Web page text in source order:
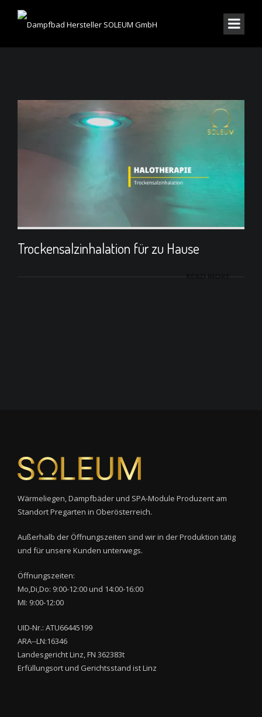
Trockensalzinhalation für zu Hause
READ MORE
Wärmeliegen, Dampfbäder und SPA-Module Produzent am
Standort Pregarten in Oberösterreich.
Außerhalb der Öffnungszeiten sind wir in der Produktion tätig
und für unsere Kunden unterwegs.
Öffnungszeiten:
Mo,Di,Do: 9:00-12:00 und 14:00-16:00
MI: 9:00-12:00
UID-Nr.: ATU66445199
ARA--LN:16346
Landesgericht Linz, FN 362383t
Erfüllungsort und Gerichtsstand ist Linz